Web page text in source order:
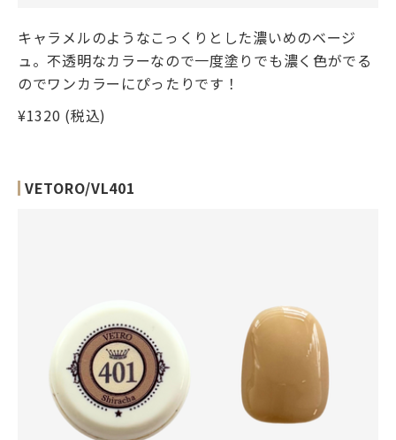
キャラメルのようなこっくりとした濃いめのベージ
ュ。不透明なカラーなので一度塗りでも濃く色がでる
のでワンカラーにぴったりです！
¥1320 (税込)
VETORO/VL401